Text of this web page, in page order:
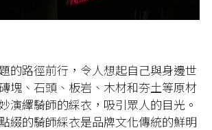
的路徑前行，令人想起自己與身邊世
塊、石頭、板岩、木材和夯土等原材
演繹騎師的綵衣，吸引眾人的目光。
綴的騎師綵衣是品牌文化傳統的鮮明